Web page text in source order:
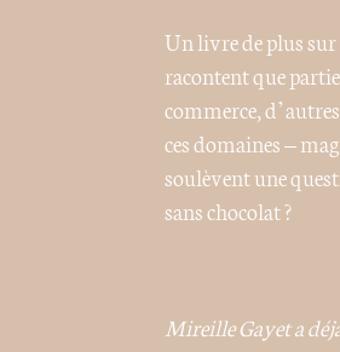
Un livre de plus sur
racontent que
commerce,
ces domaines –
soulèvent une
sans chocolat ?
Mireille Gayet a